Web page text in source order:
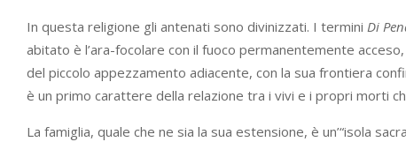
In questa religione gli antenati sono divinizzati. I termini Di
abitato è l’ara-focolare con il fuoco permanentemente
del piccolo appezzamento adiacente, con la sua frontiera
è un primo carattere della relazione tra i vivi e i propri morti
La famiglia, quale che ne sia la sua estensione, è un’“isola